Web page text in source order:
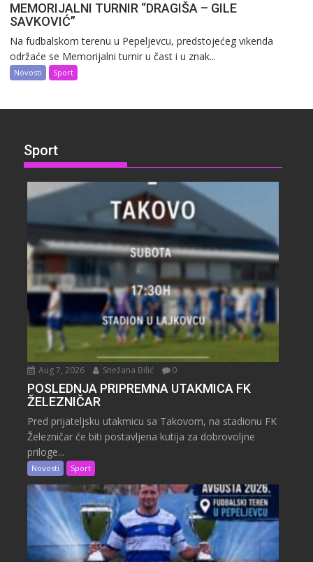
MEMORIJALNI TURNIR “DRAGIŠA – GILE
SAVKOVIĆ”
Na fudbalskom terenu u Pepeljevcu, predstojećeg vikenda
održaće se Memorijalni turnir u čast i u znak...
Novosti Sport
Sport
Aug 7, 2026 Snežana Bilić 0
POSLEDNJA PRIPREMNA UTAKMICA FK
ŽELEZNIČAR
Pred prijateljsku utakmicu sa Takovom, na stadionu FK
Železničar će biti postavljena kutija za dobrovoljne
priloge...
Novosti Sport